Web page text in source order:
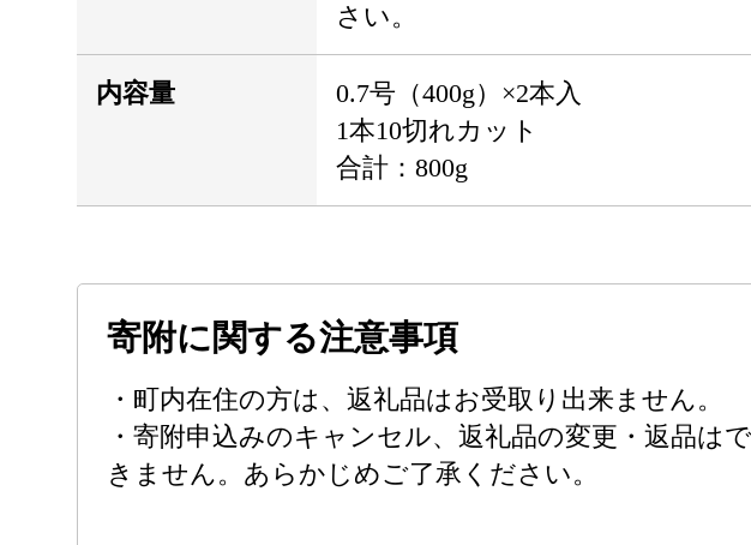
さい。
内容量
0.7号（400g）×2本入
1本10切れカット
合計：800g
寄附に関する注意事項
・町内在住の方は、返礼品はお受取り出来ません。
・寄附申込みのキャンセル、返礼品の変更・返品はで
きません。あらかじめご了承ください。